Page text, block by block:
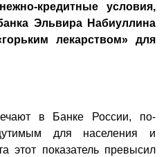
кредитные условия,
Эльвира Набиуллина
лекарством» для
в Банке России, по-
для населения и
этот показатель превысил